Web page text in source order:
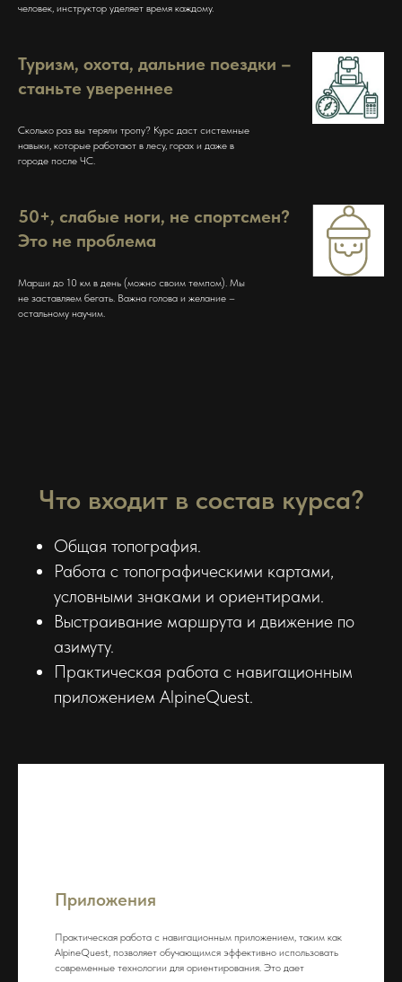
человек, инструктор уделяет время каждому.
Туризм, охота, дальние поездки –
станьте увереннее
Сколько раз вы теряли тропу? Курс даст системные
навыки, которые работают в лесу, горах и даже в
городе после ЧС.
50+, слабые ноги, не спортсмен?
Это не проблема
Марши до 10 км в день (можно своим темпом). Мы
не заставляем бегать. Важна голова и желание –
остальному научим.
Что входит в состав курса?
Общая топография.
Работа с топографическими картами,
условными знаками и ориентирами.
Выстраивание маршрута и движение по
азимуту.
Практическая работа с навигационным
приложением AlpineQuest.
Приложения
Практическая работа с навигационным приложением, таким как
AlpineQuest, позволяет обучающимся эффективно использовать
современные технологии для ориентирования. Это дает